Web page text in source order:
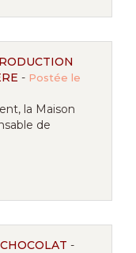
- Postée le
la Maison
de
-